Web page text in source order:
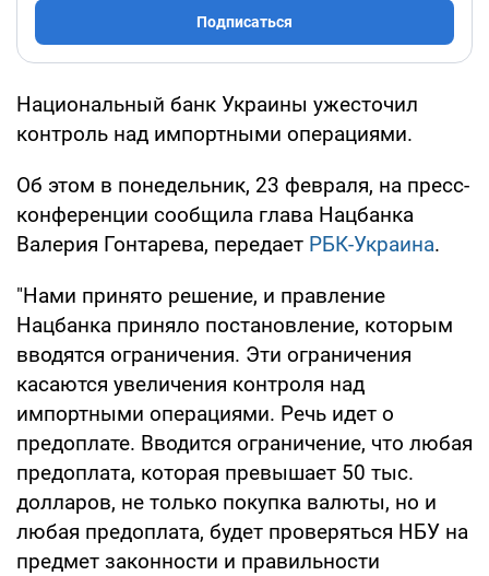
Подписаться
Национальный банк Украины ужесточил
контроль над импортными операциями.
Об этом в понедельник, 23 февраля, на пресс-
конференции сообщила глава Нацбанка
Валерия Гонтарева, передает РБК-Украина.
"Нами принято решение, и правление
Нацбанка приняло постановление, которым
вводятся ограничения. Эти ограничения
касаются увеличения контроля над
импортными операциями. Речь идет о
предоплате. Вводится ограничение, что любая
предоплата, которая превышает 50 тыс.
долларов, не только покупка валюты, но и
любая предоплата, будет проверяться НБУ на
предмет законности и правильности